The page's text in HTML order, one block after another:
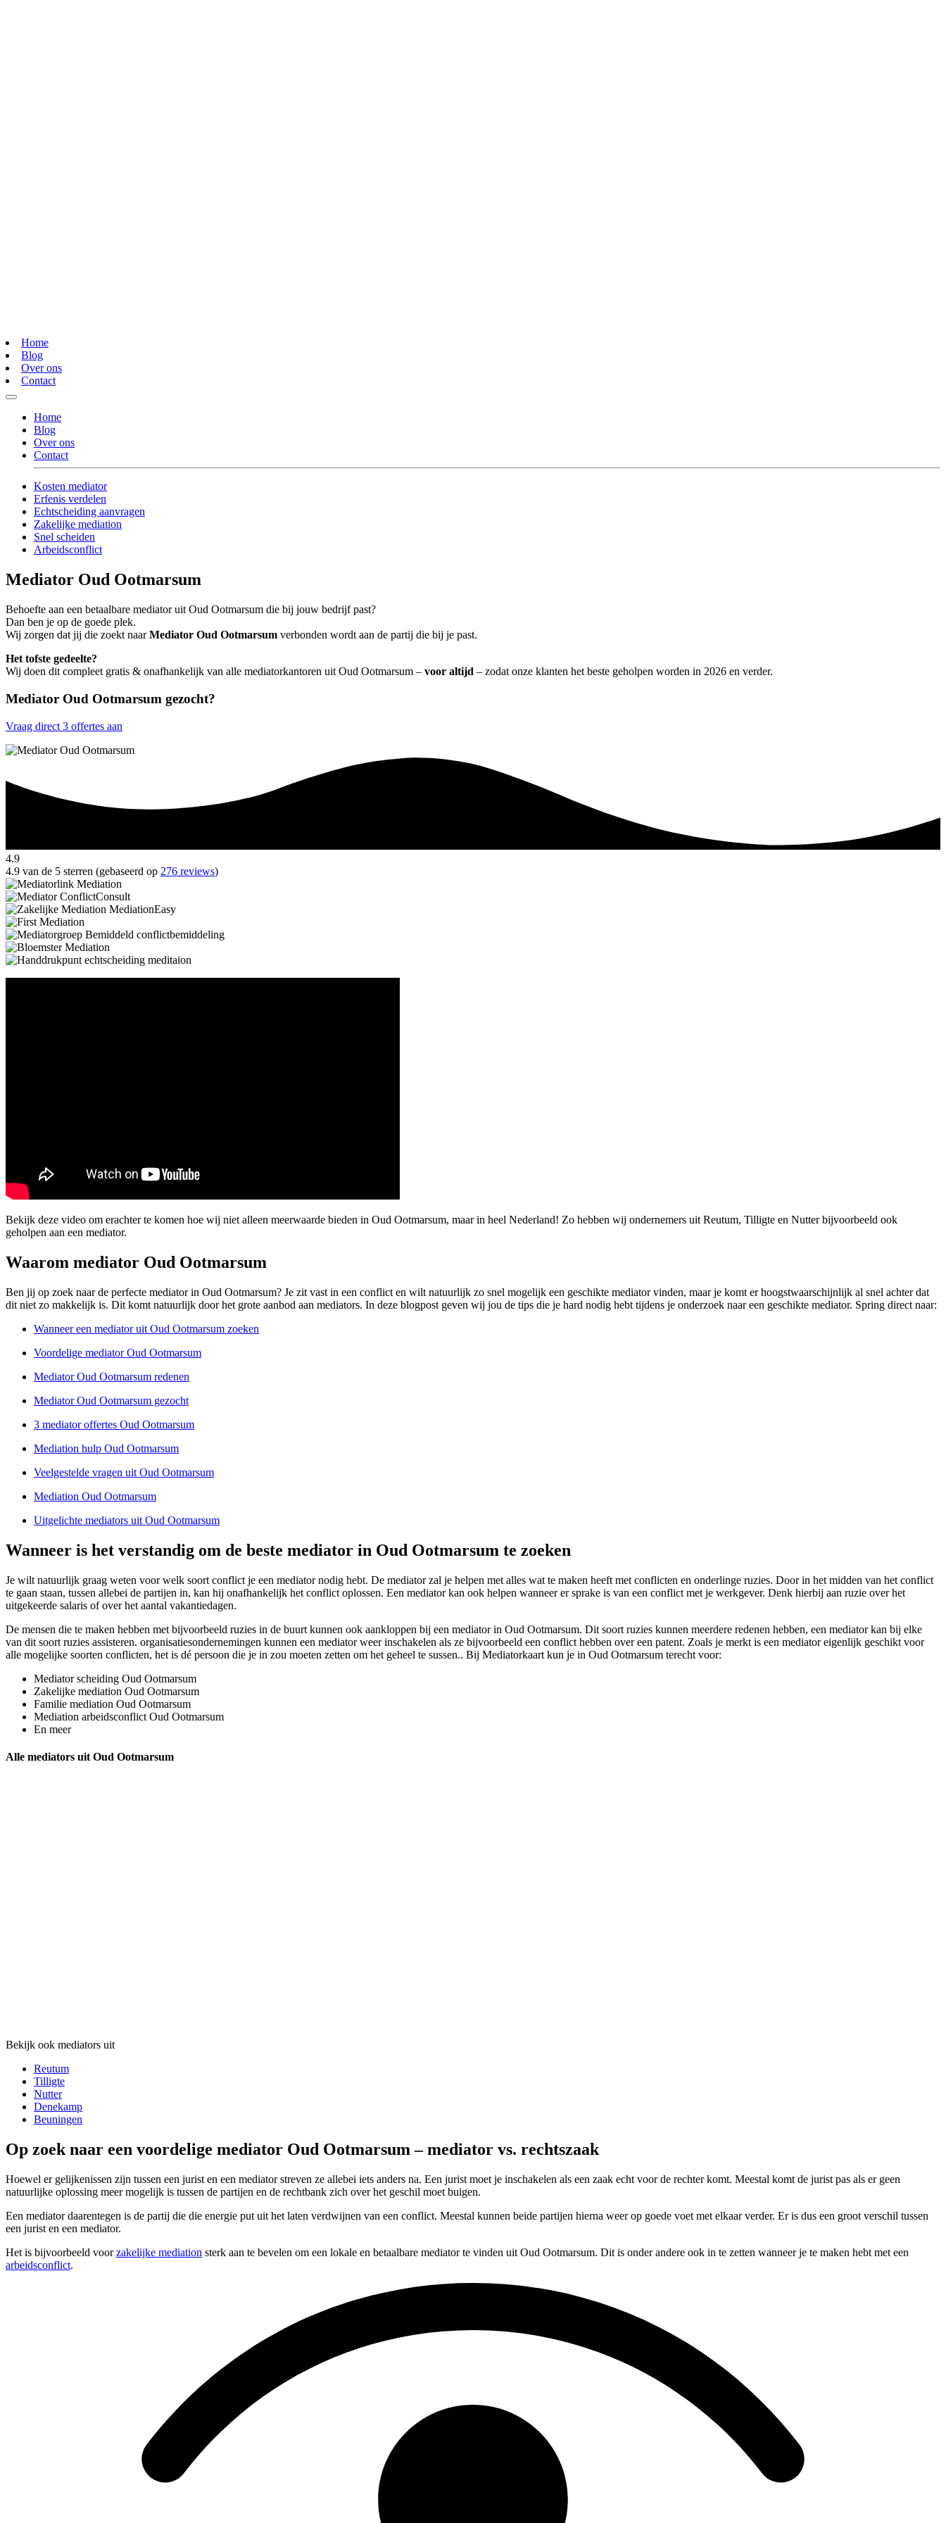
Home
Blog
Over ons
Contact
Home
Blog
Over ons
Contact
Kosten mediator
Erfenis verdelen
Echtscheiding aanvragen
Zakelijke mediation
Snel scheiden
Arbeidsconflict
Mediator Oud Ootmarsum
Behoefte aan een betaalbare mediator uit Oud Ootmarsum die bij jouw bedrijf past?
Dan ben je op de goede plek.
Wij zorgen dat jij die zoekt naarMediator Oud Ootmarsum verbonden wordt aan de partij die bij je past.
Het tofste gedeelte?
Wij doen dit compleet gratis & onafhankelijk van alle mediatorkantoren uit Oud Ootmarsum – voor altijd – zodat onze klanten het beste geholpen worden in 2026 en verder.
Mediator Oud Ootmarsum gezocht?
Vraag direct 3 offertes aan
4.9
4.9 van de 5 sterren (gebaseerd op 276 reviews)
Bekijk deze video om erachter te komen hoe wij niet alleen meerwaarde bieden in Oud Ootmarsum, maar in heel Nederland! Zo hebben wij ondernemers uit Reutum, Tilligte en Nutter bijvoorbeeld ook
geholpen aan een mediator.
Waarom mediator Oud Ootmarsum
Ben jij op zoek naar de perfecte mediator in Oud Ootmarsum? Je zit vast in een conflict en wilt natuurlijk zo snel mogelijk een geschikte mediator vinden, maar je komt er hoogstwaarschijnlijk al snel achter dat
dit niet zo makkelijk is. Dit komt natuurlijk door het grote aanbod aan mediators. In deze blogpost geven wij jou de tips die je hard nodig hebt tijdens je onderzoek naar een geschikte mediator. Spring direct naar:
Wanneer een mediator uit Oud Ootmarsum zoeken
Voordelige mediator Oud Ootmarsum
Mediator Oud Ootmarsum redenen
Mediator Oud Ootmarsum gezocht
3 mediator offertes Oud Ootmarsum
Mediation hulp Oud Ootmarsum
Veelgestelde vragen uit Oud Ootmarsum
Mediation Oud Ootmarsum
Uitgelichte mediators uit Oud Ootmarsum
Wanneer is het verstandig om de beste mediator in Oud Ootmarsum te zoeken
Je wilt natuurlijk graag weten voor welk soort conflict je een mediator nodig hebt. De mediator zal je helpen met alles wat te maken heeft met conflicten en onderlinge ruzies. Door in het midden van het conflict
te gaan staan, tussen allebei de partijen in, kan hij onafhankelijk het conflict oplossen. Een mediator kan ook helpen wanneer er sprake is van een conflict met je werkgever. Denk hierbij aan ruzie over het
uitgekeerde salaris of over het aantal vakantiedagen.
De mensen die te maken hebben met bijvoorbeeld ruzies in de buurt kunnen ook aankloppen bij een mediator in Oud Ootmarsum. Dit soort ruzies kunnen meerdere redenen hebben, een mediator kan bij elke
van dit soort ruzies assisteren. organisatiesondernemingen kunnen een mediator weer inschakelen als ze bijvoorbeeld een conflict hebben over een patent. Zoals je merkt is een mediator eigenlijk geschikt voor
alle mogelijke soorten conflicten, het is dé persoon die je in zou moeten zetten om het geheel te sussen.. Bij Mediatorkaart kun je in Oud Ootmarsum terecht voor:
Mediator scheiding Oud Ootmarsum
Zakelijke mediation Oud Ootmarsum
Familie mediation Oud Ootmarsum
Mediation arbeidsconflict Oud Ootmarsum
En meer
Alle mediators uit Oud Ootmarsum
Bekijk ook mediators uit
Reutum
Tilligte
Nutter
Denekamp
Beuningen
Op zoek naar een voordelige mediator Oud Ootmarsum – mediator vs. rechtszaak
Hoewel er gelijkenissen zijn tussen een jurist en een mediator streven ze allebei iets anders na. Een jurist moet je inschakelen als een zaak echt voor de rechter komt. Meestal komt de jurist pas als er geen
natuurlijke oplossing meer mogelijk is tussen de partijen en de rechtbank zich over het geschil moet buigen.
Een mediator daarentegen is de partij die die energie put uit het laten verdwijnen van een conflict. Meestal kunnen beide partijen hierna weer op goede voet met elkaar verder. Er is dus een groot verschil tussen
een jurist en een mediator.
Het is bijvoorbeeld voorzakelijke mediation sterk aan te bevelen om een lokale en betaalbare mediator te vinden uit Oud Ootmarsum. Dit is onder andere ook in te zetten wanneer je te maken hebt met een
arbeidsconflict.